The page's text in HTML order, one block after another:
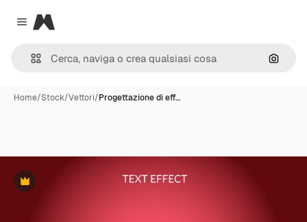
Close menu
Magnific
Cerca
Home/Stock/Vettori/Progettazione di eff…
Premium